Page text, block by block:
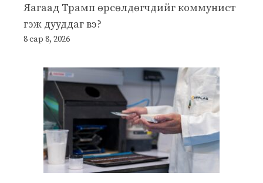
Яагаад Трамп өрсөлдөгчдийг коммунист
гэж дууддаг вэ?
8 сар 8, 2026